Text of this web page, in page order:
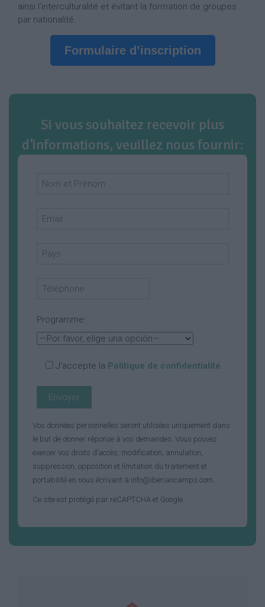
ainsi l’interculturalité et évitant la formation de groupes
par nationalité.
Formulaire d’inscription
Si vous souhaitez recevoir plus
d’informations, veuillez nous fournir:
Programme:
J'accepte la Politique de confidentialité.
Vos données personnelles seront utilisées uniquement dans
le but de donner réponse à vos demandes. Vous pouvez
exercer vos droits d’accès, modification, annulation,
suppression, opposition et limitation du traitement et
portabilité en nous écrivant à info@iberiancamps.com.
Ce site est protégé par reCAPTCHA et Google.